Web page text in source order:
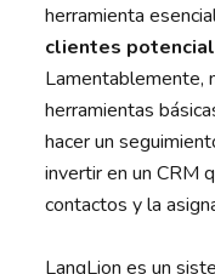
herramienta
clientes
Lamentablemente,
herramientas
hacer un
invertir en un CRM
contactos y la
LangLion es un